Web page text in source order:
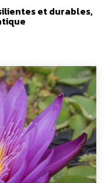
et durables,